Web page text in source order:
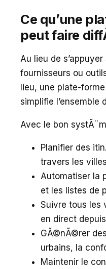
Ce qu’une
peut faire
Au lieu de
fournisseurs ou
lieu, une plate-
simplifie l’ensemble
Avec le bon
Planifier des
travers les
Automatiser la
et les listes de
Suivre tous les
en direct
GÃ©nÃ©rer
urbains, la
Maintenir le